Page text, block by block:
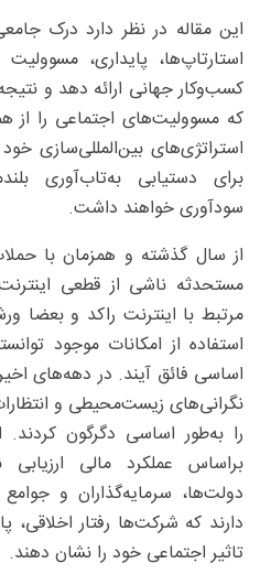
این مقاله در نظر دارد درک
استارتاپ‌ها، پایداری،
کسب‌وکار جهانی ارائه دهد و
که مسوولیت‌های اجتماعی را از
استراتژی‌های بین‌المللی‌سازی
برای دستیابی به‌تاب‌آوری
سودآوری خواهند داشت.
از سال گذشته و همزمان با
مستحدثه ناشی از قطعی
مرتبط با اینترنت راکد و بعضا
استفاده از امکانات موجود
اساسی فائق آیند. در دهه‌های
نگرانی‌های زیست‌محیطی و
را به‌طور اساسی دگرگون کردند.
براساس عملکرد مالی ارزیابی
دولت‌ها، سرمایه‌گذاران و
دارند که شرکت‌ها رفتار
تاثیر اجتماعی خود را نشان دهند.